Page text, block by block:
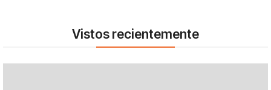
Vistos recientemente